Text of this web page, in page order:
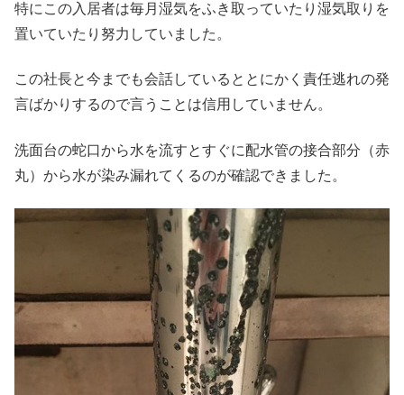
特にこの入居者は毎月湿気をふき取っていたり湿気取りを
置いていたり努力していました。
この社長と今までも会話しているととにかく責任逃れの発
言ばかりするので言うことは信用していません。
洗面台の蛇口から水を流すとすぐに配水管の接合部分（赤
丸）から水が染み漏れてくるのが確認できました。